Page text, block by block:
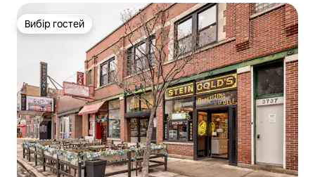
Вибір гостей
Вибір гостей